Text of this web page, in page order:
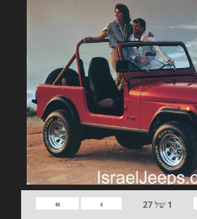
1 של27
›
»